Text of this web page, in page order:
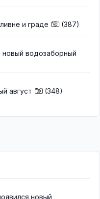
и граде (387)
водозаборный
август (348)
новый